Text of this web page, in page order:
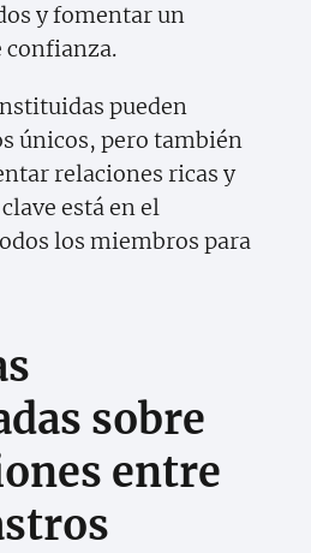
y fomentar un
confianza.
pueden
únicos, pero también
relaciones ricas y
está en el
los miembros para
sobre
entre